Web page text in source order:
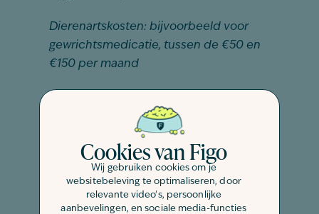
Cookies van Figo
Wij gebruiken cookies om je
websitebeleving te optimaliseren, door
relevante video's, persoonlijke
aanbevelingen, en sociale media-functies
Dierenartskosten: bijvoorbeeld voor
gewrichtsmedicatie, tussen de €50 en
€150 per maand
Loopt je hond mank door bijvoorbeeld
een blessure? Dan kanfysiotherapie
voor honden helpen bij het verbeteren
van de spierkracht en de
beweeglijkheid van de gewrichten van
je hond.